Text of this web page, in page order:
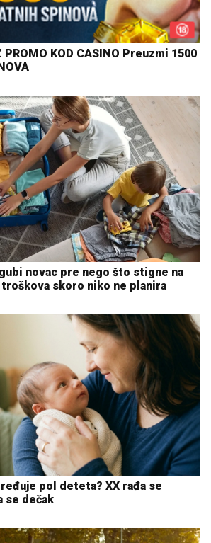
PROMO KOD CASINO Preuzmi 1500
novac pre nego što stigne na
skoro niko ne planira
pol deteta? XX rađa se
se dečak